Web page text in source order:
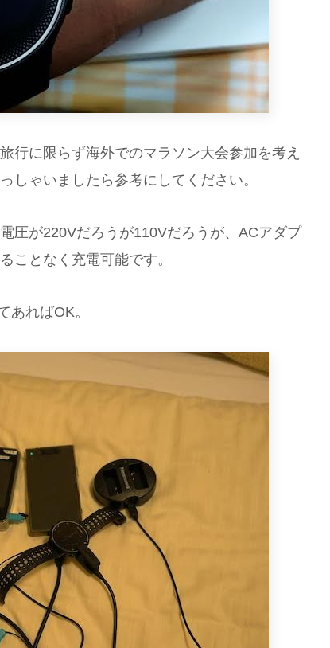
行に限らず海外でのマラソン大会参加を考え
しゃいましたら参考にしてください。
圧が220Vだろうが110Vだろうが、ACアダプ
ことなく充電可能です。
あればOK。